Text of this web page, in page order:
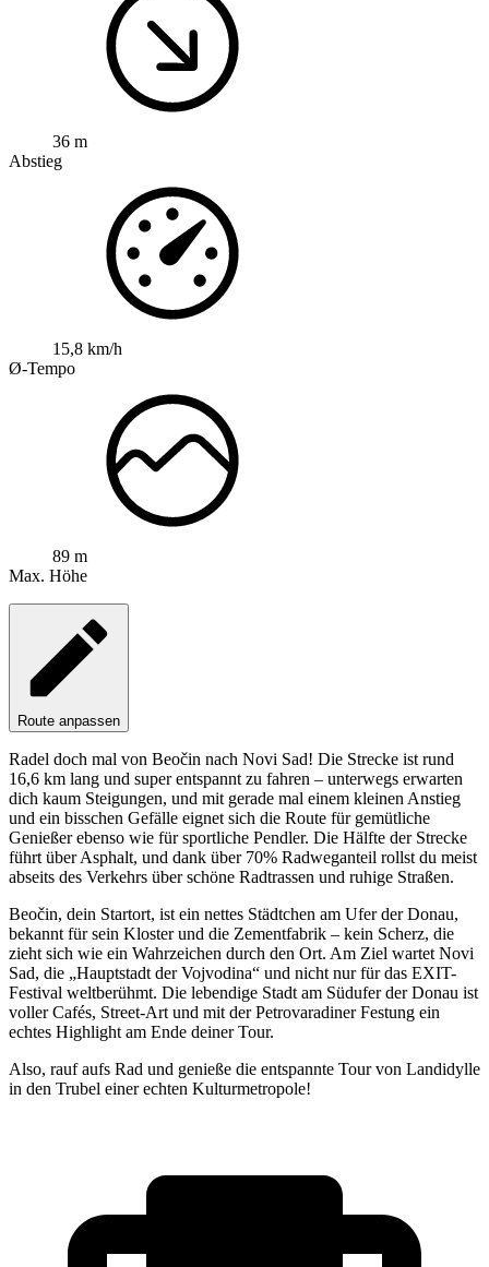
36 m
Abstieg
15,8 km/h
Ø-Tempo
89 m
Max. Höhe
Route anpassen
Radel doch mal von Beočin nach Novi Sad! Die Strecke ist rund
16,6 km lang und super entspannt zu fahren – unterwegs erwarten
dich kaum Steigungen, und mit gerade mal einem kleinen Anstieg
und ein bisschen Gefälle eignet sich die Route für gemütliche
Genießer ebenso wie für sportliche Pendler. Die Hälfte der Strecke
führt über Asphalt, und dank über 70% Radweganteil rollst du meist
abseits des Verkehrs über schöne Radtrassen und ruhige Straßen.
Beočin, dein Startort, ist ein nettes Städtchen am Ufer der Donau,
bekannt für sein Kloster und die Zementfabrik – kein Scherz, die
zieht sich wie ein Wahrzeichen durch den Ort. Am Ziel wartet Novi
Sad, die „Hauptstadt der Vojvodina“ und nicht nur für das EXIT-
Festival weltberühmt. Die lebendige Stadt am Südufer der Donau ist
voller Cafés, Street-Art und mit der Petrovaradiner Festung ein
echtes Highlight am Ende deiner Tour.
Also, rauf aufs Rad und genieße die entspannte Tour von Landidylle
in den Trubel einer echten Kulturmetropole!